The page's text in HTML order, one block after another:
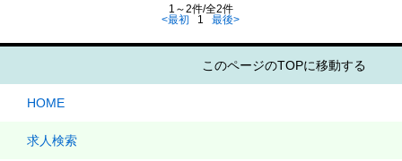
1～2件/全2件
<最初
1 最後>
このページのTOPに移動する
HOME
求人検索